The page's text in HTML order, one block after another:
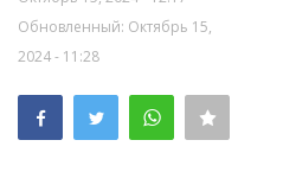
Обновленный: Октябрь 15,
2024 - 11:28